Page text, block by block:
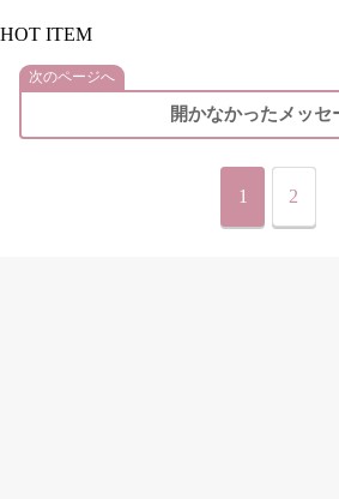
HOT ITEM
次のページへ
開かなかったメッセ
1 2